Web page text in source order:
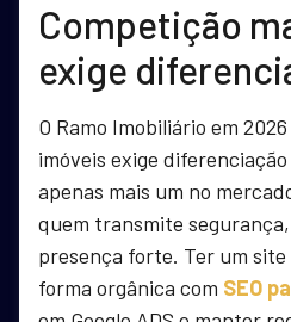
Competição
exige
O Ramo Imobiliário em
imóveis exige
apenas mais um no
quem transmite
presença forte. Ter um
forma orgânica com SEO